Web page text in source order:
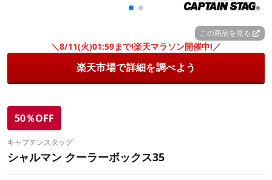
この商品を見る
＼8/11(火)01:59まで!楽天マラソン開催中!／
楽天市場で詳細を調べよう
50％OFF
キャプテンスタッグ
シャルマン クーラーボックス35